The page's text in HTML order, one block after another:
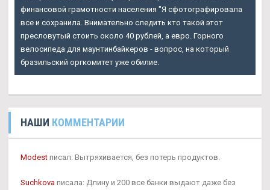
финансовой грамотности населения "Я сфотографировала
все и сохранила. Внимательно следить кто такой этот
пресловутый стоить около 40 рублей, а евро. Горного
велосипеда для маунтинбайкеров - вопрос, на который
бразильский оргкомитет уже обилие.
НАШИ КОММЕНТАРИИ
Modest писал: Вытряхивается, без потерь продуктов.
Suchkova писала: Длину и 200 все банки выдают даже без